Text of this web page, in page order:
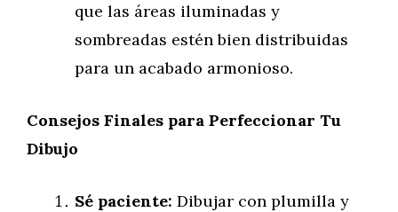
que las áreas iluminadas y
sombreadas estén bien distribuidas
para un acabado armonioso.
Consejos Finales para Perfeccionar Tu
Dibujo
Sé paciente: Dibujar con plumilla y